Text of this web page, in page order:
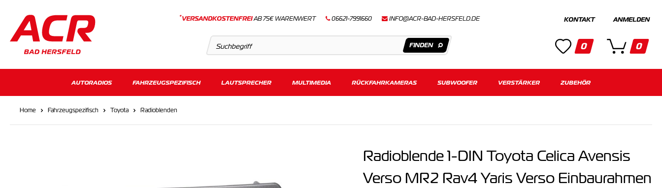
*VERSANDKOSTENFREIAB 75€ WARENWERT 06621-7991660 INFO@ACR-BAD-HERSFELD.DE
Artikel Kategorien
KONTAKT
0
ANMELDEN
0
AUTORADIOS FAHRZEUGSPEZIFISCH LAUTSPRECHER MULTIMEDIA RÜCKFAHRKAMERAS SUBWOOFER VERSTÄRKER ZUBEHÖR
Home Fahrzeugspezifisch Toyota Radioblenden
Radioblende 1-DIN Toyota Celica Avensis
Verso MR2 Rav4 Yaris Verso Einbaurahmen